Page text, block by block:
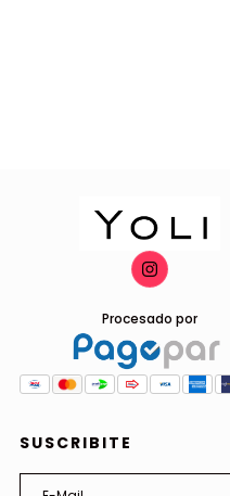
Procesado por
SUSCRIBITE